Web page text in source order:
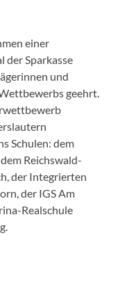
einer
der Sparkasse
und
geehrt.
Schulen: dem
Reichswald-
der Integrierten
der IGS Am
Realschule